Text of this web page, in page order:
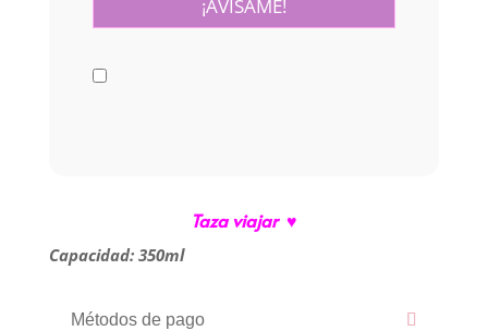
Taza viajar ♥
Capacidad: 350ml
Métodos de pago